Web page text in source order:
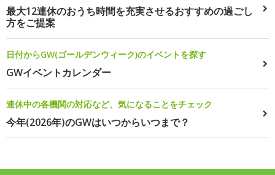
最大12連休のおうち時間を充実させるおすすめの過ごし
方をご提案
日付からGW(ゴールデンウィーク)のイベントを探す
GWイベントカレンダー
連休中の各機関の対応など、気になることをチェック
今年(2026年)のGWはいつからいつまで？